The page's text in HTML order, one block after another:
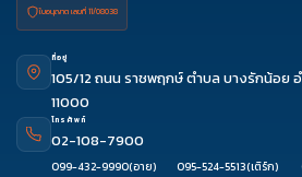
ใบอนุญาต เลขที่ 11/08038
ที่อยู่
105/12 ถนน ราชพฤกษ์ ตำบล บางรักน้อย
11000
โทรศัพท์
02-108-7900
099-432-9990(อาย) 095-524-5513(เติร์ก)